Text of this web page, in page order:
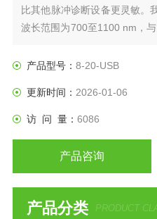
比其他脉冲诊断设备更灵敏。
波长范围为700至1100 nm，
近红外超短脉冲测量仪FROG
产品型号： 8-20-USB
更新时间： 2026-01-06
访 问 量： 6086
产品咨询
产品分类 PRODUCT